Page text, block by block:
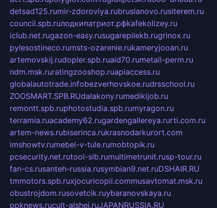
detsad125.rumir-zdoroviya.rubruslanovo.rusiterem.ru
council.spb.ruлодкипатриот.рфkafekolizey.ru
iclub.net.rugazon-easy.rusugarepilekb.rugrinox.ru
pylesostineco.rumsts-ozarenie.rukameryjooan.ru
artemovskij.rudopler.spb.ruaid70.rumetall-perm.ru
ndm.msk.ruratingzooshop.ruapiaccess.ru
globalautotrade.infobezverhovskoe.rudrsschool.ru
ZOOSMART.SPB.RUdalakony.rumedikijob.ru
remontt.spb.ruphotostudia.spb.rumyragon.ru
terramia.ruacademy62.rugardengallereya.rurti.com.ru
artem-news.rubiserinca.rukrasnodarkurort.com
imshowtv.rumebel-v-tule.rumobtopik.ru
pcsecurity.net.rutool-sib.rumultimetrunit.rusp-tour.ru
fan-cs.rusanteh-russia.rusymbian9.net.ruDSHAIR.RU
tmmotors.spb.ruxjocuricopii.commusavtomat.msk.ru
obustrojdom.rusovetcik.ruybaranovskaya.ru
ppknews.rucult-alshei.ruJAPANRUSSIA.RU